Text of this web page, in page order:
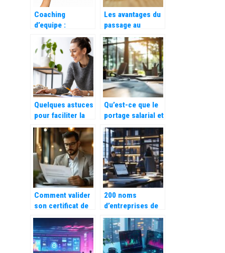
Coaching
d’equipe :
decouvrez ses
bienfaits pour
votre entreprise
Les avantages du
passage au
numerique pour
les entreprises
Quelques astuces
pour faciliter la
gestion de votre
nouvelle activite
d’auto
entrepreneurs
Qu’est-ce que le
portage salarial et
comment
fonctionne-t-il ?
Comment valider
son certificat de
VAE DSCG pour
développer sa
carrière en
comptabilité ?
200 noms
d’entreprises de
tenue de livres :
Experts en
gestion des
charges